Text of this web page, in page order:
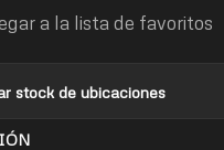
a la lista de favoritos
stock de ubicaciones